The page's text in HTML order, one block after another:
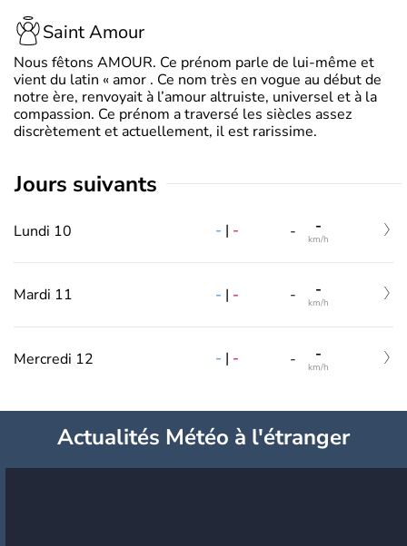
Saint Amour
Nous fêtons AMOUR. Ce prénom parle de lui-même et
vient du latin « amor . Ce nom très en vogue au début de
notre ère, renvoyait à l’amour altruiste, universel et à la
compassion. Ce prénom a traversé les siècles assez
discrètement et actuellement, il est rarissime.
jours suivants
Lundi 10 - | - - -
km/h
Mardi 11 - | - - -
km/h
Mercredi 12 - | - - -
km/h
Actualités Météo à l'étranger